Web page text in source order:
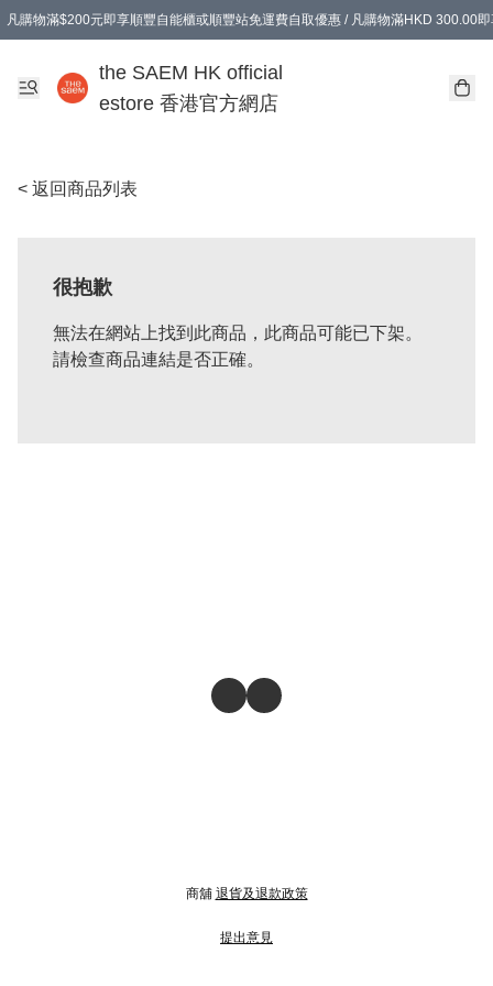
凡購物滿$200元即享順豐自能櫃或順豐站免運費自取優惠 / 凡購物滿HKD 300.00
the SAEM HK official
estore 香港官方網店
< 返回商品列表
很抱歉
無法在網站上找到此商品，此商品可能已下架。
請檢查商品連結是否正確。
商舖 退貨及退款政策
提出意見